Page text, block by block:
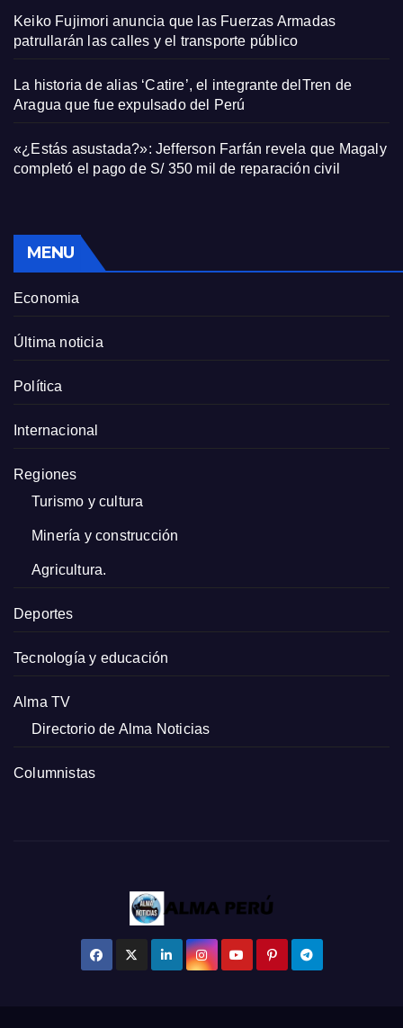
Keiko Fujimori anuncia que las Fuerzas Armadas
patrullarán las calles y el transporte público
La historia de alias ‘Catire’, el integrante delTren de
Aragua que fue expulsado del Perú
«¿Estás asustada?»: Jefferson Farfán revela que Magaly
completó el pago de S/ 350 mil de reparación civil
MENU
Economia
Última noticia
Política
Internacional
Regiones
Turismo y cultura
Minería y construcción
Agricultura.
Deportes
Tecnología y educación
Alma TV
Directorio de Alma Noticias
Columnistas